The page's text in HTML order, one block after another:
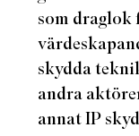
som
skydda
andra
annat IP